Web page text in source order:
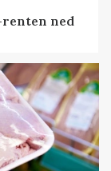
ned